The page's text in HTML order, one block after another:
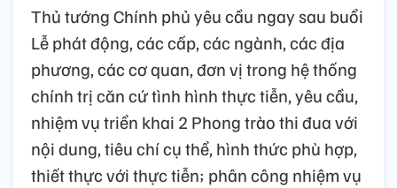
Thủ tướng Chính phủ yêu cầu ngay sau buổi
Lễ phát động, các cấp, các ngành, các địa
phương, các cơ quan, đơn vị trong hệ thống
chính trị căn cứ tình hình thực tiễn, yêu cầu,
nhiệm vụ triển khai 2 Phong trào thi đua với
nội dung, tiêu chí cụ thể, hình thức phù hợp,
thiết thực với thực tiễn; phân công nhiệm vụ